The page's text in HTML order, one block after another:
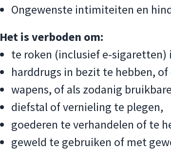
Ongewenste intimiteiten en
Het is verboden om:
te roken (inclusief e-sigaretten)
harddrugs in bezit te hebben,
wapens, of als zodanig
diefstal of vernieling te plegen,
goederen te verhandelen of te
geweld te gebruiken of met